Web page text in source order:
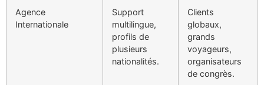
Agence
Internationale
Support
multilingue,
profils de
plusieurs
nationalités.
Clients
globaux,
grands
voyageurs,
organisateurs
de congrès.